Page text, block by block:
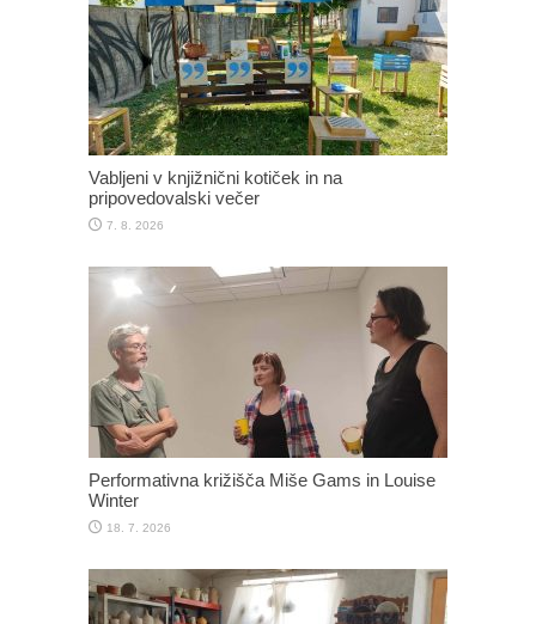
Vabljeni v knjižnični kotiček in na
pripovedovalski večer
7. 8. 2026
Performativna križišča Miše Gams in Louise
Winter
18. 7. 2026